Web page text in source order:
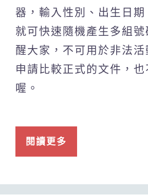
器，輸入性別、出生日
就可快速隨機產生多組
醒大家，不可用於非法
申請比較正式的文件，也
喔。
閱讀更多